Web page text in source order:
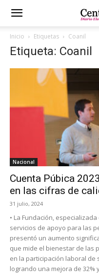
Inicio Etiquetas Coanil
Etiqueta: Coanil
Nacional
Cuenta Púbica
en las cifras de
31 julio, 2024
• La Fundación,
servicios de apoyo para las
presentó un aumento
que mide el bienestar de las
en la participación laboral de
logrando una mejora de 32%